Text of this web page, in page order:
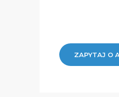
ZAPYTAJ O